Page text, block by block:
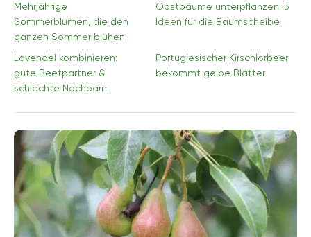
Mehrjährige
Sommerblumen, die den
ganzen Sommer blühen
Obstbäume unterpflanzen: 5
Ideen für die Baumscheibe
Lavendel kombinieren:
gute Beetpartner &
schlechte Nachbarn
Portugiesischer Kirschlorbeer
bekommt gelbe Blätter